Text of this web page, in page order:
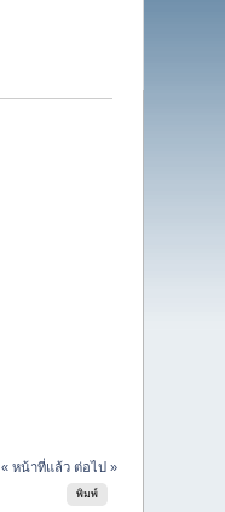
« หน้าที่แล้ว ต่อไป »
พิมพ์